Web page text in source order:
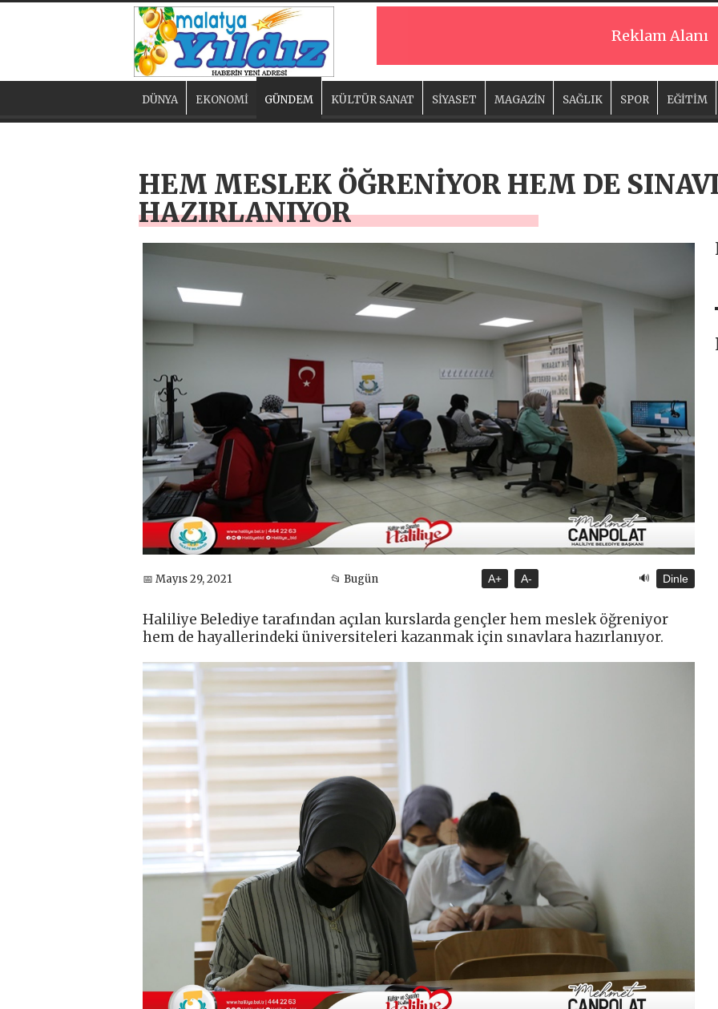
Reklam Alanı
DÜNYA EKONOMİ GÜNDEM KÜLTÜR SANAT SİYASET MAGAZİN SAĞLIK SPOR EĞİTİM
HEM MESLEK ÖĞRENİYOR HEM DE
HAZIRLANIYOR
📅 Mayıs 29, 2021 📂 Bugün A+ A- 🔊 Dinle
Haliliye Belediye tarafından açılan kurslarda gençler hem meslek öğreniyor
hem de hayallerindeki üniversiteleri kazanmak için sınavlara hazırlanıyor.